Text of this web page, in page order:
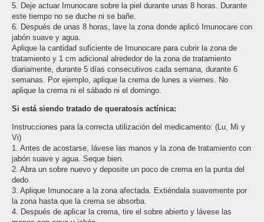
5. Deje actuar Imunocare sobre la piel durante unas 8 horas. Durante
este tiempo no se duche ni se bañe.
6. Después de unas 8 horas, lave la zona donde aplicó Imunocare con
jabón suave y agua.
Aplique la cantidad suficiente de Imunocare para cubrir la zona de
tratamiento y 1 cm adicional alrededor de la zona de tratamiento
diariamente, durante 5 días consecutivos cada semana, durante 6
semanas. Por ejemplo, aplique la crema de lunes a viernes. No
aplique la crema ni el sábado ni el domingo.
Si está siendo tratado de queratosis actínica:
Instrucciones para la correcta utilización del medicamento: (Lu, Mi y
Vi)
1. Antes de acostarse, lávese las manos y la zona de tratamiento con
jabón suave y agua. Seque bien.
2. Abra un sobre nuevo y deposite un poco de crema en la punta del
dedo.
3. Aplique Imunocare a la zona afectada. Extiéndala suavemente por
la zona hasta que la crema se absorba.
4. Después de aplicar la crema, tire el sobre abierto y lávese las